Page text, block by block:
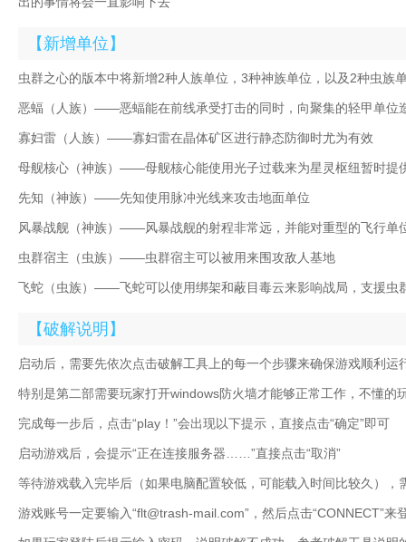
【新增单位】
虫群之心的版本中将新增2种人族单位，3种神族单位，以及2种虫族
恶蝠（人族）——恶蝠能在前线承受打击的同时，向聚集的轻甲单位
寡妇雷（人族）——寡妇雷在晶体矿区进行静态防御时尤为有效
母舰核心（神族）——母舰核心能使用光子过载来为星灵枢纽暂时提
先知（神族）——先知使用脉冲光线来攻击地面单位
风暴战舰（神族）——风暴战舰的射程非常远，并能对重型的飞行单
虫群宿主（虫族）——虫群宿主可以被用来围攻敌人基地
飞蛇（虫族）——飞蛇可以使用绑架和蔽目毒云来影响战局，支援虫
【破解说明】
启动后，需要先依次点击破解工具上的每一个步骤来确保游戏顺利运
特别是第二部需要玩家打开windows防火墙才能够正常工作，不懂的
完成每一步后，点击“play！”会出现以下提示，直接点击“确定”即可
启动游戏后，会提示“正在连接服务器……”直接点击“取消”
等待游戏载入完毕后（如果电脑配置较低，可能载入时间比较久），
游戏账号一定要输入“flt@trash-mail.com”，然后点击“CONNECT”来